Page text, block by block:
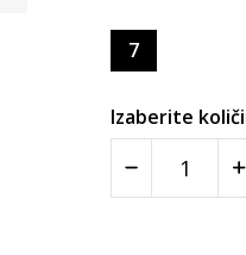
7
Izaberite